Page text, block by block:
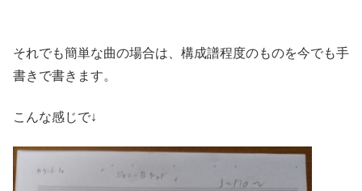
それでも簡単な曲の場合は、構成譜程度のものを今でも手
書きで書きます。
こんな感じで↓